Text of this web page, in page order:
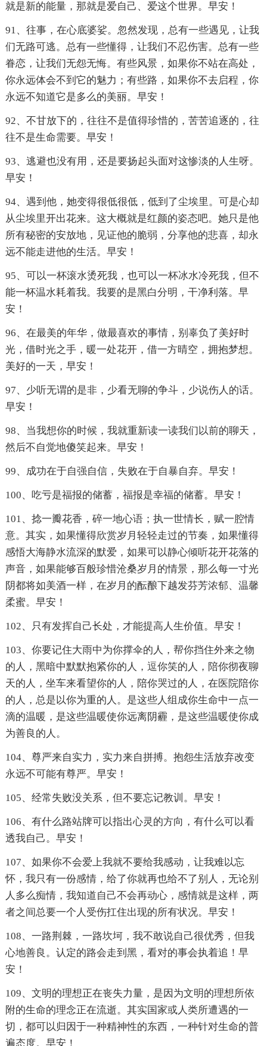
就是新的能量，那就是爱自己、爱这个世界。早安！
91、往事，在心底婆娑。忽然发现，总有一些遇见，让我
们无路可逃。总有一些懂得，让我们不忍伤害。总有一些
眷恋，让我们无怨无悔。有些风景，如果你不站在高处，
你永远体会不到它的魅力；有些路，如果你不去启程，你
永远不知道它是多么的美丽。早安！
92、不甘放下的，往往不是值得珍惜的，苦苦追逐的，往
往不是生命需要。早安！
93、逃避也没有用，还是要扬起头面对这惨淡的人生呀。
早安！
94、遇到他，她变得很低很低，低到了尘埃里。可是心却
从尘埃里开出花来。这大概就是红颜的姿态吧。她只是他
所有秘密的安放地，见证他的脆弱，分享他的悲喜，却永
远不能走进他的生活。早安！
95、可以一杯滚水烫死我，也可以一杯冰水冷死我，但不
能一杯温水耗着我。我要的是黑白分明，干净利落。早
安！
96、在最美的年华，做最喜欢的事情，别辜负了美好时
光，借时光之手，暖一处花开，借一方晴空，拥抱梦想。
美好的一天，早安！
97、少听无谓的是非，少看无聊的争斗，少说伤人的话。
早安！
98、当我想你的时候，我就重新读一读我们以前的聊天，
然后不自觉地傻笑起来。早安！
99、成功在于自强自信，失败在于自暴自弃。早安！
100、吃亏是福报的储蓄，福报是幸福的储蓄。早安！
101、捻一瓣花香，碎一地心语；执一世情长，赋一腔情
意。其实，如果懂得欣赏岁月轻轻走过的节奏，如果懂得
感悟大海静水流深的默爱，如果可以静心倾听花开花落的
声音，如果能够百般珍惜沧桑岁月的情景，那么每一寸光
阴都将如美酒一样，在岁月的酝酿下越发芬芳浓郁、温馨
柔蜜。早安！
102、只有发挥自己长处，才能提高人生价值。早安！
103、你要记住大雨中为你撑伞的人，帮你挡住外来之物
的人，黑暗中默默抱紧你的人，逗你笑的人，陪你彻夜聊
天的人，坐车来看望你的人，陪你哭过的人，在医院陪你
的人，总是以你为重的人。是这些人组成你生命中一点一
滴的温暖，是这些温暖使你远离阴霾，是这些温暖使你成
为善良的人。
104、尊严来自实力，实力来自拼搏。抱怨生活放弃改变
永远不可能有尊严。早安！
105、经常失败没关系，但不要忘记教训。早安！
106、有什么路站牌可以指出心灵的方向，有什么可以看
透我自己。早安！
107、如果你不会爱上我就不要给我感动，让我难以忘
怀，我只有一份感情，给了你就再也给不了别人，无论别
人多么痴情，我知道自己不会再动心，感情就是这样，两
者之间总要一个人受伤扛住出现的所有状况。早安！
108、一路荆棘，一路坎坷，我不敢说自己很优秀，但我
心地善良。认定的路会走到黑，看对的事会执着追！早
安！
109、文明的理想正在丧失力量，是因为文明的理想所依
附的生命的理念正在流逝。其实国家或人类所遭遇的一
切，都可以归因于一种精神性的东西，一种针对生命的普
遍态度。早安！